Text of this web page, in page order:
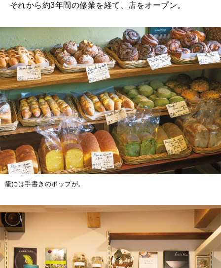
それから約3年間の修業を経て、店をオープン。
籠には手書きのポップが。